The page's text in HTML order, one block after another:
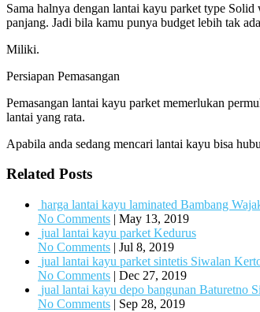
Sama halnya dengan lantai kayu parket type
panjang. Jadi bila kamu punya budget lebih tak
Miliki.
Persiapan Pemasangan
Pemasangan lantai kayu parket memerlukan
lantai yang rata.
Apabila anda sedang mencari lantai kayu bisa
Related Posts
harga lantai kayu laminated Bambang
No Comments | May 13, 2019
jual lantai kayu parket Kedurus
No Comments | Jul 8, 2019
jual lantai kayu parket sintetis Siwalan
No Comments | Dec 27, 2019
jual lantai kayu depo bangunan Baturetno
No Comments | Sep 28, 2019